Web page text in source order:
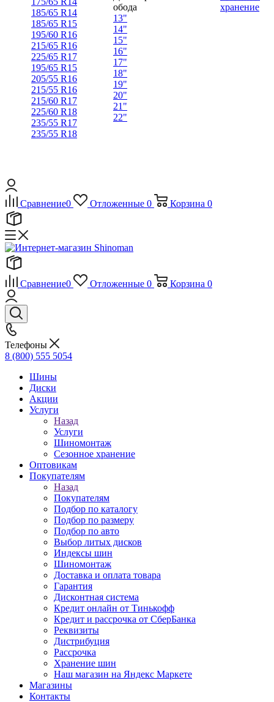
185/65 R14
185/65 R15
195/60 R16
215/65 R16
225/65 R17
195/65 R15
205/55 R16
215/55 R16
215/60 R17
225/60 R18
235/55 R17
235/55 R18
обода
13"
14"
15"
16"
17"
18"
19"
20"
21"
22"
хранение
Сравнение0 Отложенные 0 Корзина 0
Сравнение0 Отложенные 0 Корзина 0
Телефоны
8 (800) 555 5054
Шины
Диски
Акции
Услуги
Назад
Услуги
Шиномонтаж
Сезонное хранение
Оптовикам
Покупателям
Назад
Покупателям
Подбор по каталогу
Подбор по размеру
Подбор по авто
Выбор литых дисков
Индексы шин
Шиномонтаж
Доставка и оплата товара
Гарантия
Дисконтная система
Кредит онлайн от Тинькофф
Кредит и рассрочка от СберБанка
Реквизиты
Дистрибуция
Рассрочка
Хранение шин
Наш магазин на Яндекс Маркете
Магазины
Контакты